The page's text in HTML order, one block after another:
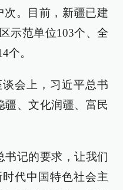
次。目前，新疆已建
示范单位103个、全
个。
会上，习近平总书
疆、文化润疆、富民
书记的要求，让我们
代中国特色社会主